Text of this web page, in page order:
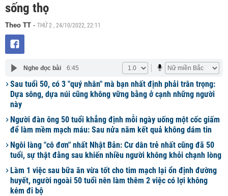
sống thọ
Theo TT - THỨ 2 , 24/10/2022, 22:11
Nghe đọc bài 6:45
Sau tuổi 50, có 3 "quý nhân" mà bạn nhất định phải trân trọng:
Dựa sông, dựa núi cũng không vững bằng ở cạnh những người
này
Người đàn ông 50 tuổi khẳng định mỗi ngày uống một cốc giấm
để làm mềm mạch máu: Sau nửa năm kết quả không dám tin
Ngôi làng "cô đơn" nhất Nhật Bản: Cư dân trẻ nhất cũng đã 50
tuổi, sự thật đằng sau khiến nhiều người không khỏi chạnh lòng
Làm 1 việc sau bữa ăn vừa tốt cho tim mạch lại ổn định đường
huyết, người ngoài 50 tuổi nên làm thêm 2 việc có lợi không
kém đi bộ